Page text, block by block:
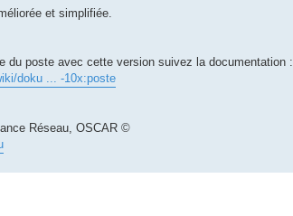
et simplifiée.
du poste avec cette version suivez la documentation :
doku ... -10x:poste
Réseau, OSCAR ©